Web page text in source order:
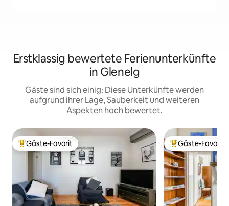
Erstklassig bewertete Ferienunterkünfte
in Glenelg
Gäste sind sich einig: Diese Unterkünfte werden
aufgrund ihrer Lage, Sauberkeit und weiteren
Aspekten hoch bewertet.
Beliebter Gäste-Favorit.
Gäste-Favorit Beliebter Gäste-
Gäste-Favorit